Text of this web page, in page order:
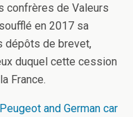
confrères de Valeurs
en 2017 sa
dépôts de brevet,
duquel cette cession
France.